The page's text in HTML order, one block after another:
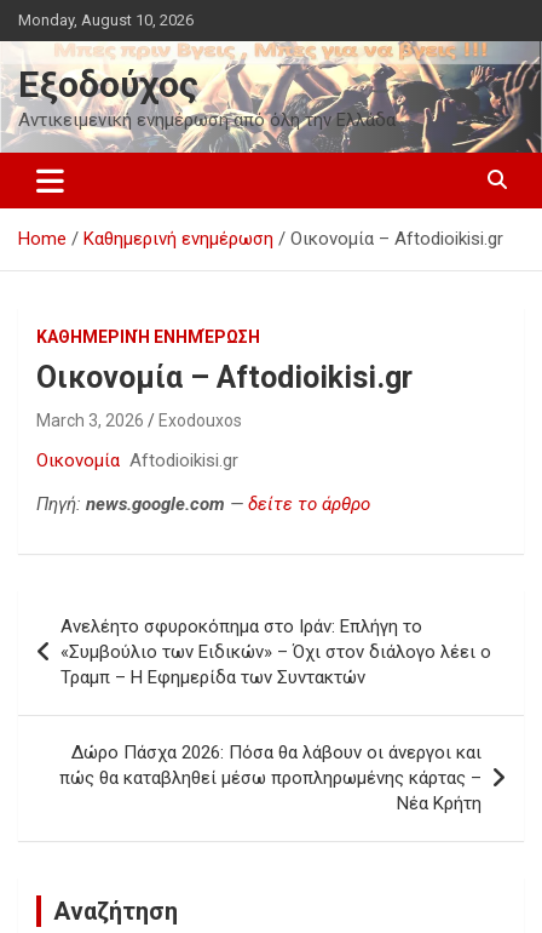
Skip
to
content
Monday, August 10, 2026
Εξοδούχος
Αντικειμενική ενημέρωση από όλη την Ελλάδα
Home Καθημερινή ενημέρωση Οικονομία – Aftodioikisi.gr
ΚΑΘΗΜΕΡΙΝΉ ΕΝΗΜΈΡΩΣΗ
Οικονομία – Aftodioikisi.gr
March 3, 2026 Exodouxos
Οικονομία Aftodioikisi.gr
Πηγή: news.google.com — δείτε το άρθρο
navigation
Ανελέητο σφυροκόπημα στο Ιράν: Επλήγη το
«Συμβούλιο των Ειδικών» – Όχι στον διάλογο λέει ο
Τραμπ – Η Εφημερίδα των Συντακτών
Δώρο Πάσχα 2026: Πόσα θα λάβουν οι άνεργοι και
πώς θα καταβληθεί μέσω προπληρωμένης κάρτας –
Νέα Κρήτη
Αναζήτηση